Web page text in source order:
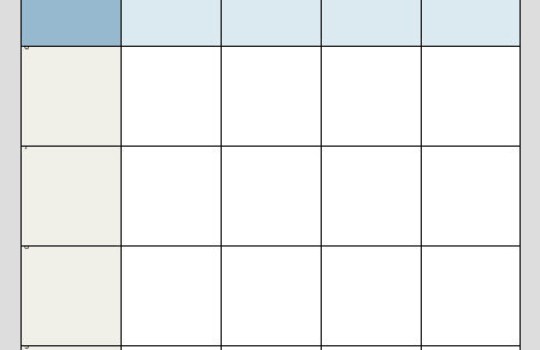
6
7
8
9